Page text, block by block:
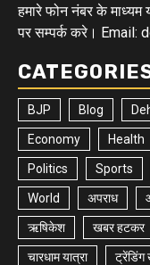
हमारे फोन नंबर के
पर सम्पर्क करे। Email:
BJP Blog
Economy Health
Politics Sports
World अपराध
ऋषिकेश खबर हटकर
चारधाम यात्रा ट्रेंडिंग